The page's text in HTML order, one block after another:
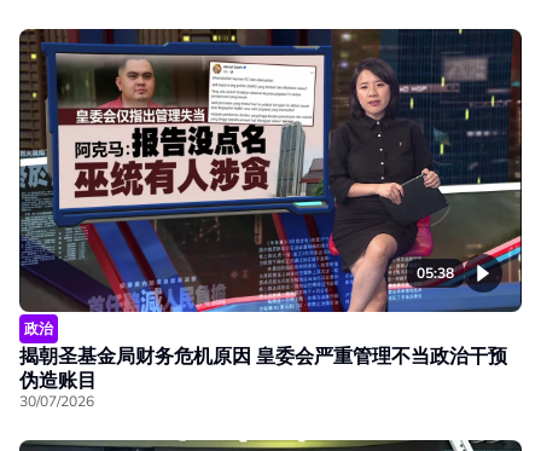
05:38
政治
揭朝圣基金局财务危机原因 皇委会严重管理不当政治干预
伪造账目
30/07/2026